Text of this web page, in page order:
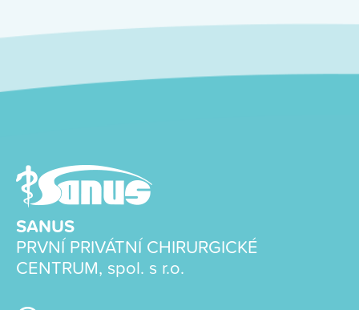
SANUS
PRVNÍ PRIVÁTNÍ CHIRURGICKÉ
CENTRUM, spol. s r.o.